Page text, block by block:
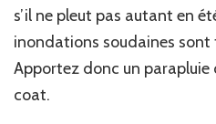
s’il ne pleut pas autant en
inondations soudaines sont
Apportez donc un
coat.